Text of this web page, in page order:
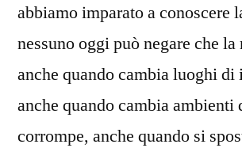
abbiamo imparato a conoscere
nessuno oggi può negare che la
anche quando cambia luoghi di
anche quando cambia ambienti
corrompe, anche quando si